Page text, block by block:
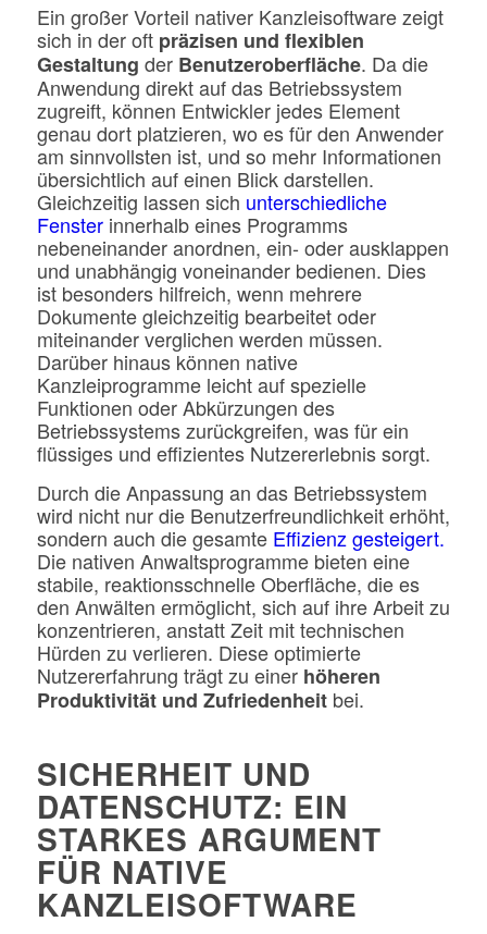
Ein großer Vorteil nativer Kanzleisoftware zeigt
sich in der oft präzisen und flexiblen
Gestaltung der Benutzeroberfläche. Da die
Anwendung direkt auf das Betriebssystem
zugreift, können Entwickler jedes Element
genau dort platzieren, wo es für den Anwender
am sinnvollsten ist, und so mehr Informationen
übersichtlich auf einen Blick darstellen.
Gleichzeitig lassen sich unterschiedliche
Fensterinnerhalb eines Programms
nebeneinander anordnen, ein- oder ausklappen
und unabhängig voneinander bedienen. Dies
ist besonders hilfreich, wenn mehrere
Dokumente gleichzeitig bearbeitet oder
miteinander verglichen werden müssen.
Darüber hinaus können native
Kanzleiprogramme leicht auf spezielle
Funktionen oder Abkürzungen des
Betriebssystems zurückgreifen, was für ein
flüssiges und effizientes Nutzererlebnis sorgt.
Durch die Anpassung an das Betriebssystem
wird nicht nur die Benutzerfreundlichkeit erhöht,
sondern auch die gesamte Effizienz gesteigert.
Die nativen Anwaltsprogramme bieten eine
stabile, reaktionsschnelle Oberfläche, die es
den Anwälten ermöglicht, sich auf ihre Arbeit zu
konzentrieren, anstatt Zeit mit technischen
Hürden zu verlieren. Diese optimierte
Nutzererfahrung trägt zu einerhöheren
Produktivität und Zufriedenheitbei.
SICHERHEIT UND
DATENSCHUTZ: EIN
STARKES ARGUMENT
FÜR NATIVE
KANZLEISOFTWARE